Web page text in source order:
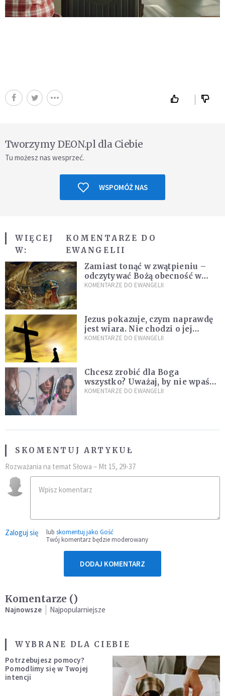
Tworzymy DEON.pl dla Ciebie
Tu możesz nas wesprzeć.
WSPOMÓŻ NAS
WIĘCEJ
W:
KOMENTARZE DO
EWANGELII
Zamiast tonąć w zwątpieniu –
odczytywać Bożą obecność w
burzach codziennego życia
KOMENTARZE DO EWANGELII
Jezus pokazuje, czym naprawdę
jest wiara. Nie chodzi o jej
wielkość
KOMENTARZE DO EWANGELII
Chcesz zrobić dla Boga
wszystko? Uważaj, by nie wpaść
w groźną pułapkę
KOMENTARZE DO EWANGELII
SKOMENTUJ ARTYKUŁ
Rozważania na temat Słowa – Mt 15, 29-37
Zaloguj się lub skomentuj jako Gość
Twój komentarz będzie moderowany
DODAJ KOMENTARZ
Komentarze ()
Najnowsze Najpopularniejsze
WYBRANE DLA CIEBIE
Potrzebujesz pomocy?
Pomodlimy się w Twojej
intencji